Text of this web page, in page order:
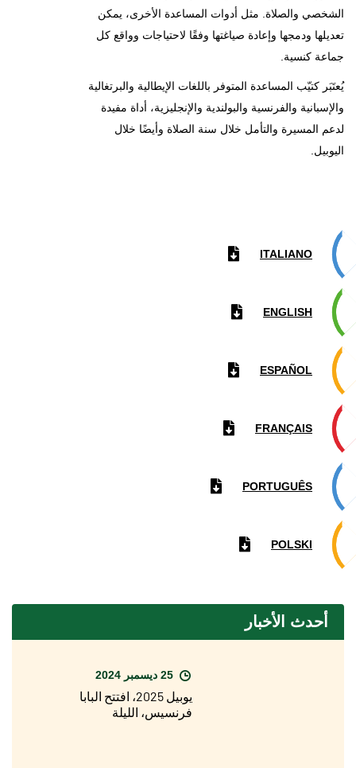
الشخصي والصلاة. مثل أدوات المساعدة الأخرى، يمكن
تعديلها ودمجها وإعادة صياغتها وفقًا لاحتياجات وواقع كل
جماعة كنسية.
يُعتَبَر كتيّب المساعدة المتوفر باللغات الإيطالية والبرتغالية
والإسبانية والفرنسية والبولندية والإنجليزية، أداة مفيدة
لدعم المسيرة والتأمل خلال سنة الصلاة وأيضًا خلال
اليوبيل.
ITALIANO
ENGLISH
ESPAÑOL
FRANÇAIS
PORTUGUÊS
POLSKI
أحدث الأخبار
يوبيل 2025، افتتح البابا
فرنسيس، الليلة